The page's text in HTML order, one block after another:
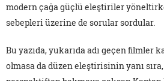
modern çağa güçlü eleştiriler
sebepleri üzerine de sorular sordular.
Bu yazıda, yukarıda adı geçen filmler
olmasa da düzen eleştirisinin yanı